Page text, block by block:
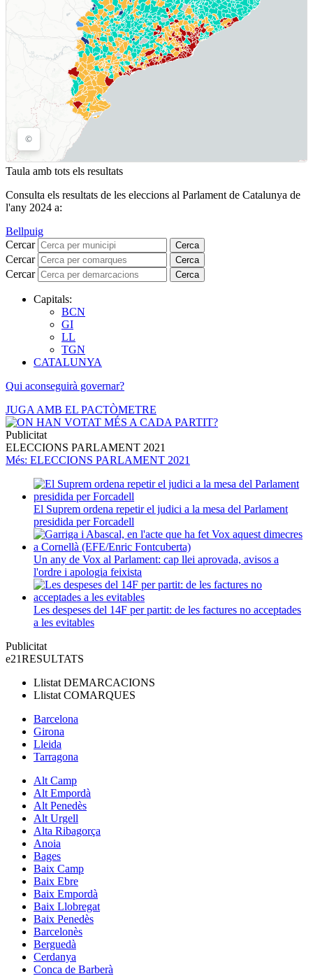
Taula amb tots els resultats
Consulta els resultats de les eleccions al Parlament de Catalunya de
l'any 2024 a:
Bellpuig
Cercar
Cerca
Cercar Cerca
Cercar Cerca
Capitals:
BCN
GI
LL
TGN
CATALUNYA
Qui aconseguirà governar?
JUGA AMB EL PACTÒMETRE
Publicitat
ELECCIONS PARLAMENT 2021
Més: ELECCIONS PARLAMENT 2021
El Suprem ordena repetir el judici a la mesa del Parlament
presidida per Forcadell
Un any de Vox al Parlament: cap llei aprovada, avisos a
l'ordre i apologia feixista
Les despeses del 14F per partit: de les factures no acceptades
a les evitables
Publicitat
e21RESULTATS
Llistat DEMARCACIONS
Llistat COMARQUES
Barcelona
Girona
Lleida
Tarragona
Alt Camp
Alt Empordà
Alt Penedès
Alt Urgell
Alta Ribagorça
Anoia
Bages
Baix Camp
Baix Ebre
Baix Empordà
Baix Llobregat
Baix Penedès
Barcelonès
Berguedà
Cerdanya
Conca de Barberà